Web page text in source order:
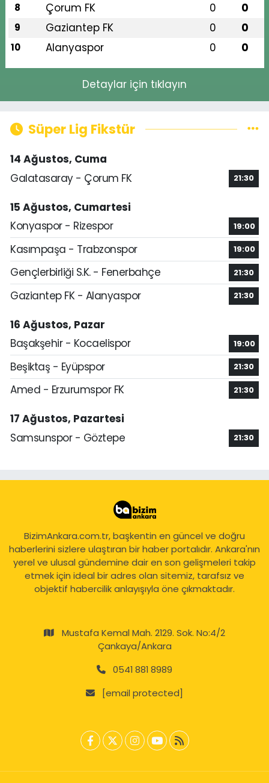
8 Çorum FK 0 0
9 Gaziantep FK 0 0
10 Alanyaspor 0 0
Detaylar için tıklayın
Süper Lig Fikstür
14 Ağustos, Cuma
Galatasaray - Çorum FK
21:30
15 Ağustos, Cumartesi
Konyaspor - Rizespor
19:00
Kasımpaşa - Trabzonspor 19:00
Gençlerbirliği S.K. - Fenerbahçe 21:30
Gaziantep FK - Alanyaspor 21:30
16 Ağustos, Pazar
Başakşehir - Kocaelispor
19:00
Beşiktaş - Eyüpspor 21:30
Amed - Erzurumspor FK 21:30
17 Ağustos, Pazartesi
Samsunspor - Göztepe
21:30
BizimAnkara.com.tr, başkentin en güncel ve doğru
haberlerini sizlere ulaştıran bir haber portalıdır. Ankara'nın
yerel ve ulusal gündemine dair en son gelişmeleri takip
etmek için ideal bir adres olan sitemiz, tarafsız ve
objektif habercilik anlayışıyla öne çıkmaktadır.
Mustafa Kemal Mah. 2129. Sok. No:4/2
Çankaya/Ankara
0541 881 8989
[email protected]